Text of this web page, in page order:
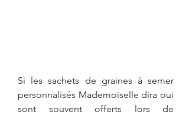
Si les sachets de graines à semer
personnalisés Mademoiselle dira oui
sont souvent offerts lors de